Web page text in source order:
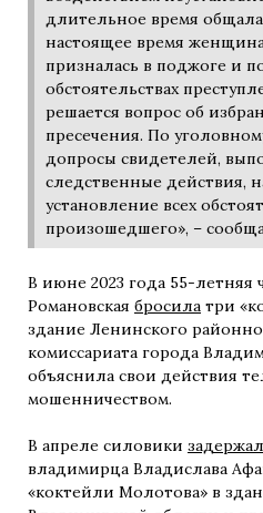
длительное время
настоящее время
призналась в поджоге и
обстоятельствах
решается вопрос об
пресечения. По
допросы свидетелей,
следственные действия,
установление всех
произошедшего», –
В июне 2023 года 55-
Романовская бросила три
здание Ленинского
комиссариата города
объяснила свои действия
мошенничеством.
В апреле силовики
владимирца Владислава
«коктейли Молотова» в